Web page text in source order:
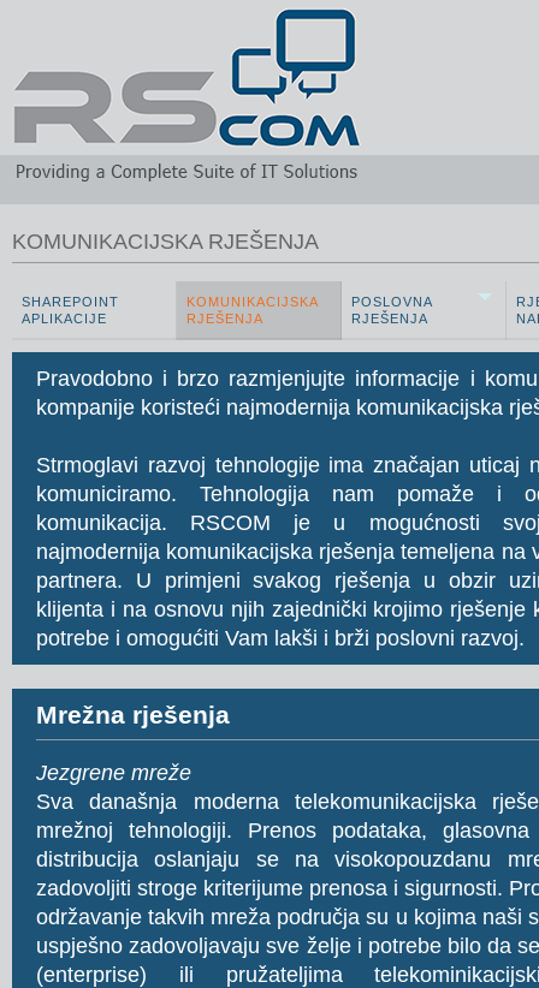
KOMUNIKACIJSKA RJEŠENJA
SHAREPOINT
APLIKACIJE
KOMUNIKACIJSKA
RJEŠENJA
POSLOVNA
RJEŠENJA
Pravodobno i brzo razmjenjujte informacije i
kompanije koristeći najmodernija komunikacijska
Strmoglavi razvoj tehnologije ima značajan uticaj
komuniciramo. Tehnologija nam pomaže i
komunikacija. RSCOM je u mogućnosti
najmodernija komunikacijska rješenja temeljena na
partnera. U primjeni svakog rješenja u obzir
klijenta i na osnovu njih zajednički krojimo rješenje
potrebe i omogućiti Vam lakši i brži poslovni razvoj.
Mrežna rješenja
Jezgrene mreže
Sva današnja moderna telekomunikacijska
mrežnoj tehnologiji. Prenos podataka,
distribucija oslanjaju se na visokopouzdanu
zadovoljiti stroge kriterijume prenosa i sigurnosti.
održavanje takvih mreža područja su u kojima naši
uspješno zadovoljavaju sve želje i potrebe bilo da
(enterprise) ili pružateljima